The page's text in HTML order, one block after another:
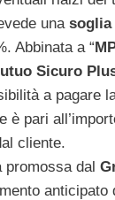
una soglia
Abbinata a “
Sicuro
a pagare
è pari
cliente.
promossa dal
anticipato